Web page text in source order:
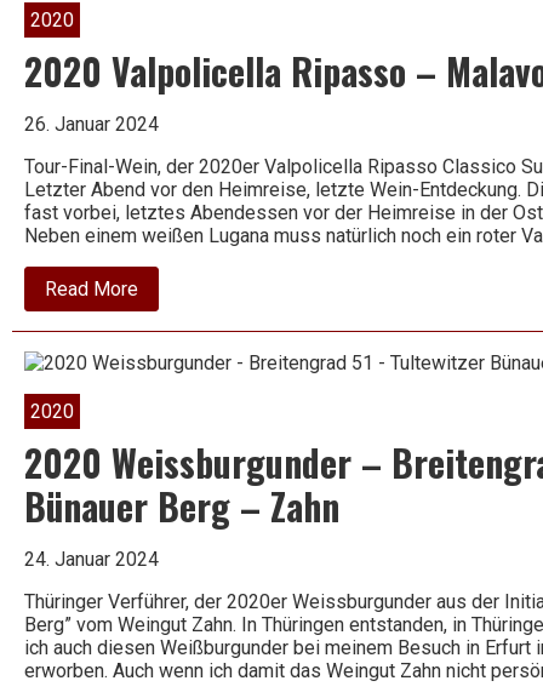
2020
2020 Valpolicella Ripasso –
26. Januar 2024
Tour-Final-Wein, der 2020er Valpolicella Ripasso Classico
Letzter Abend vor den Heimreise, letzte Wein-Entdeckung.
fast vorbei, letztes Abendessen vor der Heimreise in der
Neben einem weißen Lugana muss natürlich noch ein roter
Read Moreabout
2020
Valpolicella
–
Bionda
2020
2020 Weissburgunder –
Bünauer Berg – Zahn
24. Januar 2024
Thüringer Verführer, der 2020er Weissburgunder aus der
Berg” vom Weingut Zahn. In Thüringen entstanden, in
ich auch diesen Weißburgunder bei meinem Besuch in
erworben. Auch wenn ich damit das Weingut Zahn nicht